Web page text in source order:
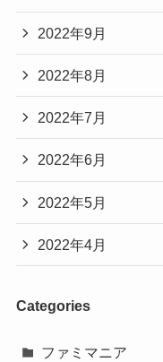
2022年9月
2022年8月
2022年7月
2022年6月
2022年5月
2022年4月
Categories
ファミマニア